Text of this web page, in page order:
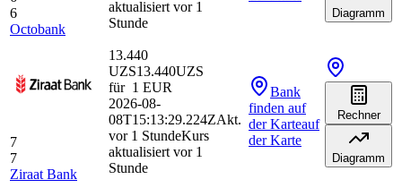
6
Octobank
aktualisiert vor 1
Stunde
Diagramm
7
7
Ziraat Bank
13.440
UZS13.440UZS
für 1 EUR
2026-08-
08T15:13:29.224ZAkt.
vor 1 StundeKurs
aktualisiert vor 1
Stunde
Bank
finden auf
der Karteauf
der Karte
Rechner
Diagramm